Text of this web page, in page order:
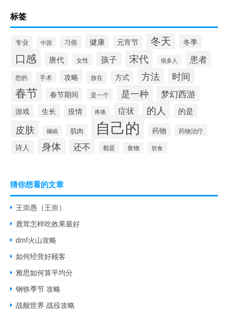
标签
专业 中国 习俗 健康 元宵节 冬天 冬季
口感 唐代 女性 孩子 宋代 很多人 患者
您的 手术 攻略 放在 方式 方法 时间
春节 春节期间 是一个 是一种 梦幻西游
游戏 生长 疫情 疼痛 症状 的人 的是
皮肤 睡眠 肌肉 自己的 药物 药物治疗
诗人 身体 还不 都是 食物 饮食
猜你想看的文章
王崇愚（王崇）
鹿茸怎样吃效果最好
dmf火山攻略
如何经营好顾客
雅思如何算平均分
钢铁季节 攻略
战舰世界 战役攻略